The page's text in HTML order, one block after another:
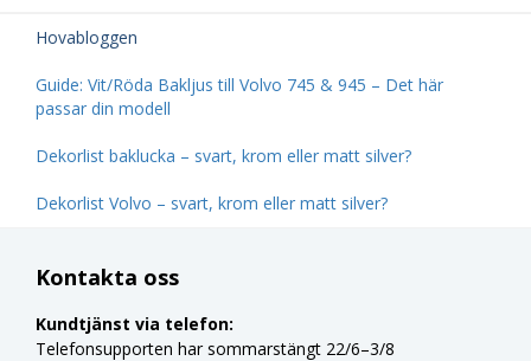
Hovabloggen
Guide: Vit/Röda Bakljus till Volvo 745 & 945 – Det här
passar din modell
Dekorlist baklucka – svart, krom eller matt silver?
Dekorlist Volvo – svart, krom eller matt silver?
Kontakta oss
Kundtjänst via telefon:
Telefonsupporten har sommarstängt 22/6–3/8